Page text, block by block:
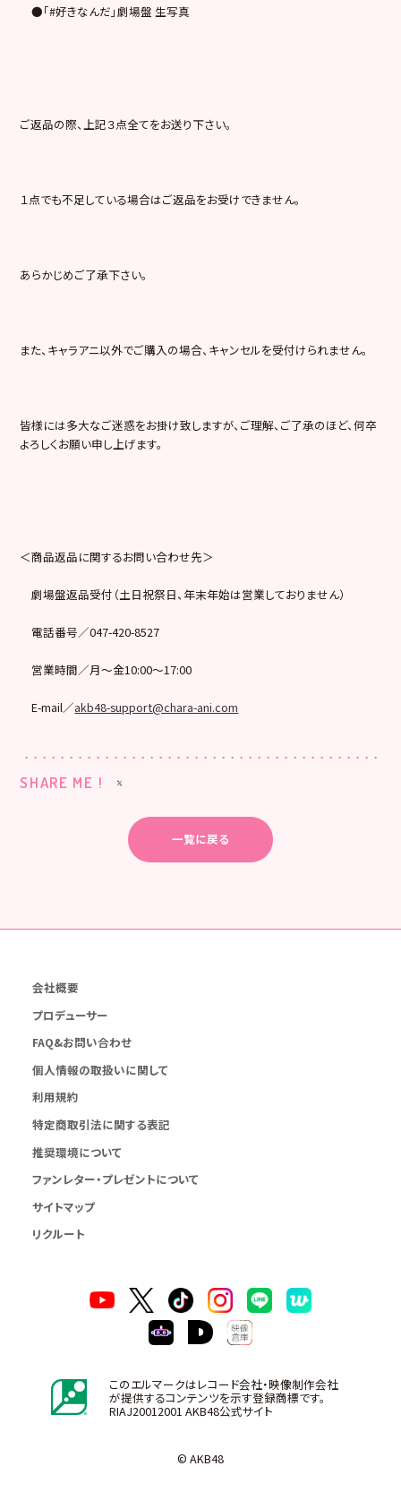
●「#好きなんだ」劇場盤 生写真
ご返品の際、上記３点全てをお送り下さい。
１点でも不足している場合はご返品をお受けできません。
あらかじめご了承下さい。
また、キャラアニ以外でご購入の場合、キャンセルを受付けられません。
皆様には多大なご迷惑をお掛け致しますが、ご理解、ご了承のほど、何卒
よろしくお願い申し上げます。
＜商品返品に関するお問い合わせ先＞
劇場盤返品受付（土日祝祭日、年末年始は営業しておりません）
電話番号／047-420-8527
営業時間／月～金10:00～17:00
E-mail／akb48-support@chara-ani.com
SHARE ME !
一覧に戻る
会社概要
プロデューサー
FAQ&お問い合わせ
個人情報の取扱いに関して
利用規約
特定商取引法に関する表記
推奨環境について
ファンレター・プレゼントについて
サイトマップ
リクルート
このエルマークはレコード会社・映像制作会社
が提供するコンテンツを示す登録商標です。
RIAJ20012001 AKB48公式サイト
© AKB48